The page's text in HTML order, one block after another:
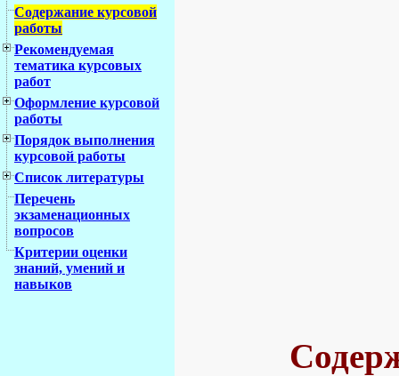
Содержание курсовой
работы
Рекомендуемая
тематика курсовых
работ
Оформление курсовой
работы
Порядок выполнения
курсовой работы
Список литературы
Перечень
экзаменационных
вопросов
Критерии оценки
знаний, умений и
навыков